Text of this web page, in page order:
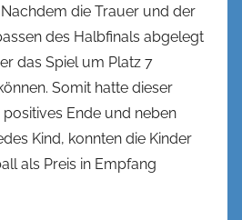
die Trauer und der
des Halbfinals abgelegt
das Spiel um Platz 7
Somit hatte dieser
Ende und neben
Kind, konnten die Kinder
als Preis in Empfang